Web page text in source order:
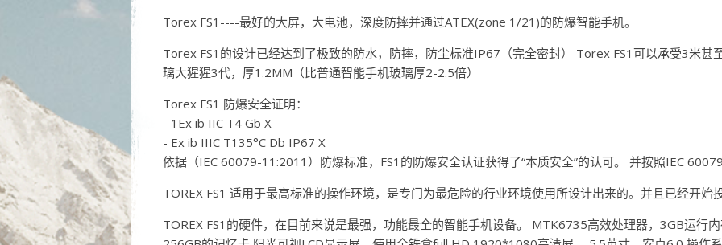
Torex FS1----最好的大屏，大电池，深度防摔并通过ATEX(zone 1/21)的防爆智能手机。
Torex FS1的设计已经达到了极致的防水，防摔，防尘标准IP67（完全密封） Torex FS1可以承受3米甚
璃大猩猩3代，厚1.2MM（比普通智能手机玻璃厚2-2.5倍）
Torex FS1 防爆安全证明：
- 1Ex ib IIC T4 Gb X
- Ex ib IIIC T135°C Db IP67 X
依据（IEC 60079-11:2011）防爆标准，FS1的防爆安全认证获得了“本质安全”的认可。 并按照IEC
TOREX FS1 适用于最高标准的操作环境，是专门为最危险的行业环境使用所设计出来的。并且已经开始
TOREX FS1的硬件，在目前来说是最强，功能最全的智能手机设备。 MTK6735高效处理器，3GB运行